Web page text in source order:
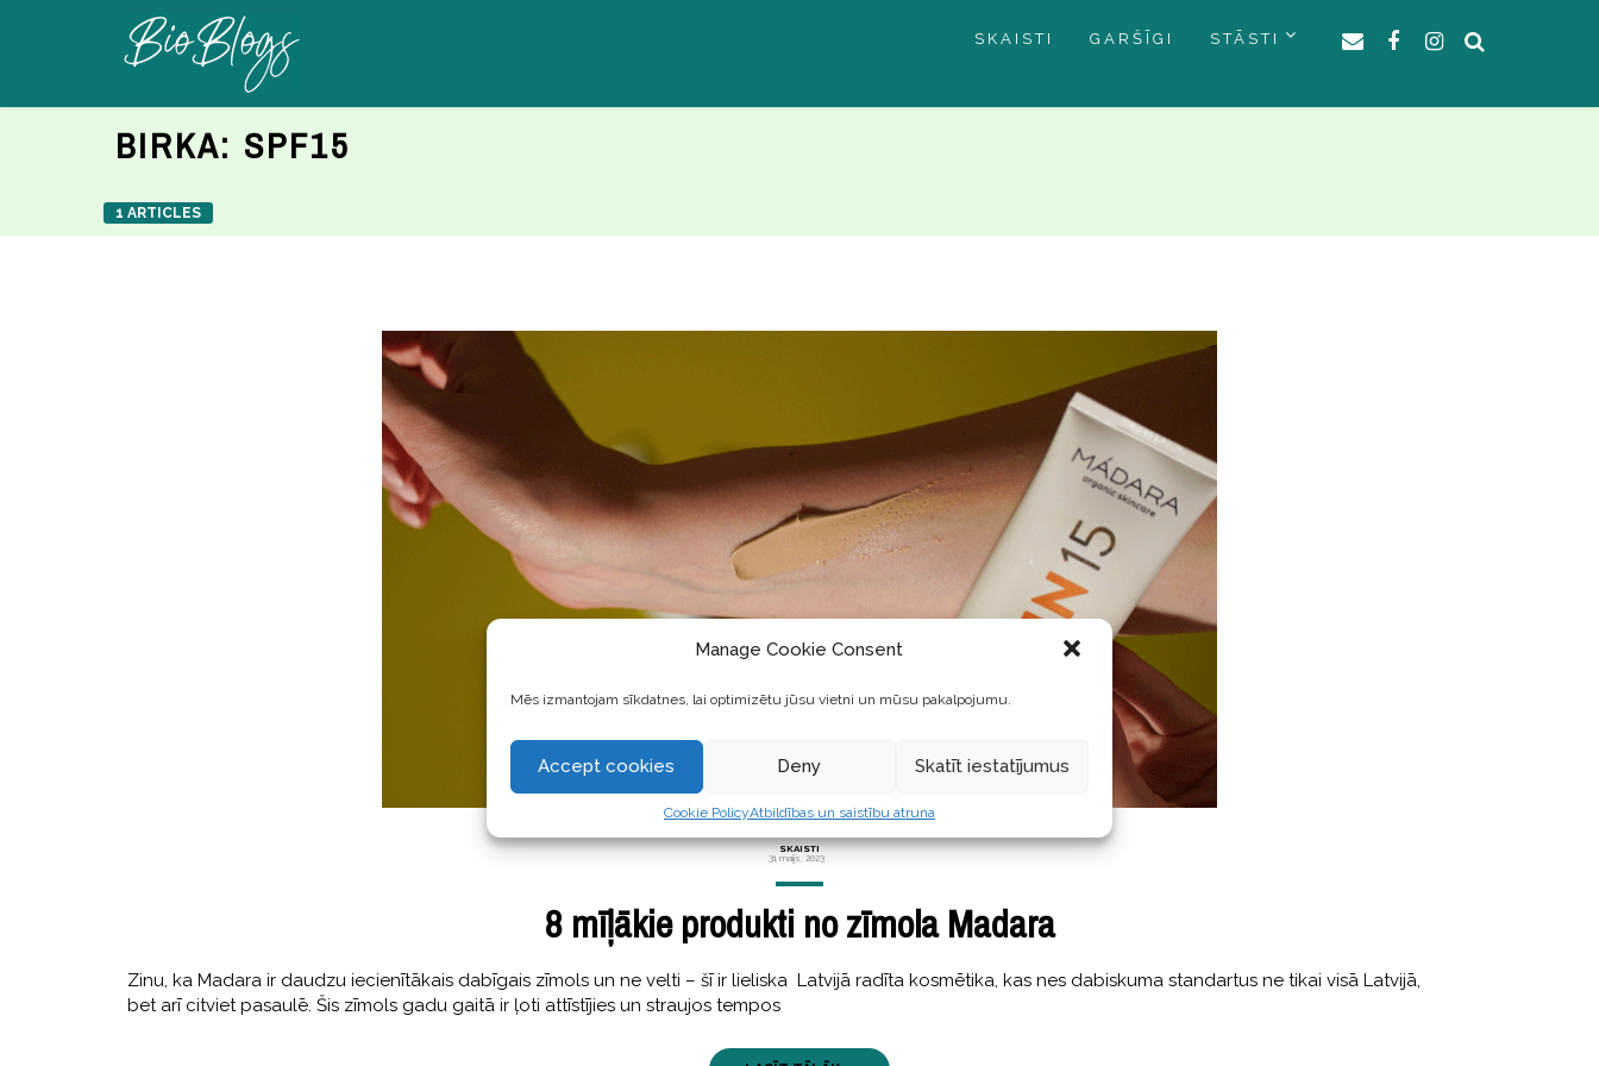
Manage Cookie Consent
Mēs izmantojam sīkdatnes, lai optimizētu jūsu vietni un mūsu pakalpojumu.
Accept cookies Deny Skatīt iestatījumus
Cookie PolicyAtbildības un saistību atruna
SKAISTI GARŠĪGI STĀSTI
BIRKA: SPF15
1 ARTICLES
SKAISTI
31 maijs, 2023
8 mīļākie produkti no zīmola Madara
Zinu, ka Madara ir daudzu iecienītākais dabīgais zīmols un ne velti – šī ir lieliska Latvijā radīta kosmētika, kas nes dabiskuma standartus ne tikai visā Latvijā,
bet arī citviet pasaulē. Šis zīmols gadu gaitā ir ļoti attīstījies un straujos tempos